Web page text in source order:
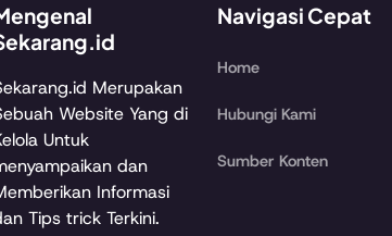
Merupakan
Website Yang di
Untuk
dan
Informasi
Tips trick Terkini.
Navigasi Cepat
Home
Hubungi Kami
Sumber Konten